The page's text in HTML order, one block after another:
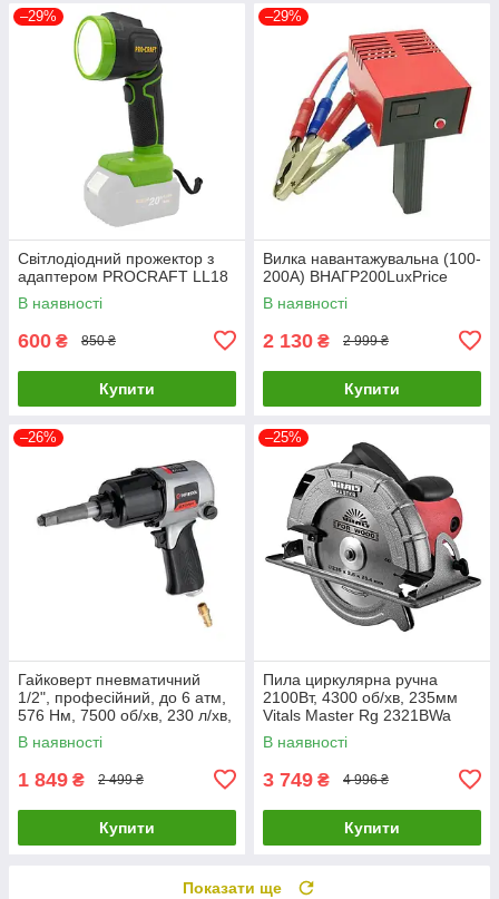
–29%
Світлодіодний прожектор з
адаптером PROCRAFT LL18
В наявності
600 ₴ 850 ₴
Купити
–29%
Вилка навантажувальна (100-
200А) ВНАГР200LuxPrice
В наявності
2 130 ₴ 2 999 ₴
Купити
–26%
Гайковерт пневматичний
1/2", професійний, до 6 атм,
576 Нм, 7500 об/хв, 230 л/хв,
STORM INTERTOOL PT-1103
В наявності
1 849 ₴ 2 499 ₴
Купити
–25%
Пила циркулярна ручна
2100Вт, 4300 об/хв, 235мм
Vitals Master Rg 2321BWa
52096
В наявності
3 749 ₴ 4 996 ₴
Купити
Показати ще